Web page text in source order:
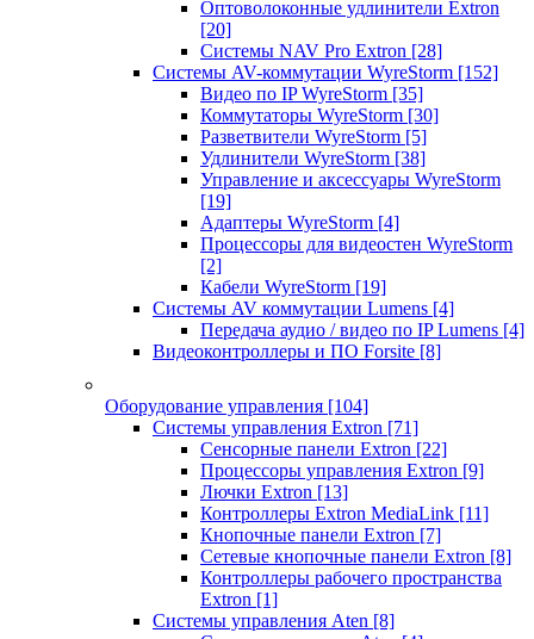
Оптоволоконные удлинители Extron
[20]
Системы NAV Pro Extron [28]
Системы AV-коммутации WyreStorm [152]
Видео по IP WyreStorm [35]
Коммутаторы WyreStorm [30]
Разветвители WyreStorm [5]
Удлинители WyreStorm [38]
Управление и аксессуары WyreStorm
[19]
Адаптеры WyreStorm [4]
Процессоры для видеостен WyreStorm
[2]
Кабели WyreStorm [19]
Системы AV коммутации Lumens [4]
Передача аудио / видео по IP Lumens [4]
Видеоконтроллеры и ПО Forsite [8]
Оборудование управления [104]
Системы управления Extron [71]
Сенсорные панели Extron [22]
Процессоры управления Extron [9]
Лючки Extron [13]
Контроллеры Extron MediaLink [11]
Кнопочные панели Extron [7]
Сетевые кнопочные панели Extron [8]
Контроллеры рабочего пространства
Extron [1]
Системы управления Aten [8]